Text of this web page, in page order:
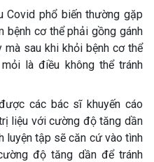
Covid phổ biến thường gặp
bệnh cơ thể phải gồng gánh
sau khi khỏi bệnh cơ thể
là điều không thể tránh
các bác sĩ khuyến cáo
liệu với cường độ tăng dần
luyện tập sẽ căn cứ vào tình
độ tăng dần để tránh